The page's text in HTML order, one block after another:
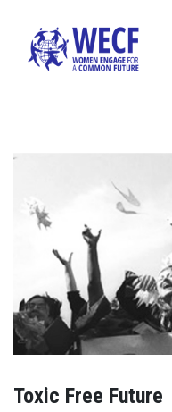
Toxic Free Future